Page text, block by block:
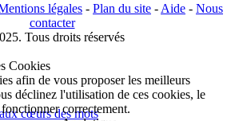
légales - Plan du site - Aide - Nous
contacter
Tous droits réservés
Cookies
afin de vous proposer les meilleurs
déclinez l'utilisation de ces cookies, le
correctement.